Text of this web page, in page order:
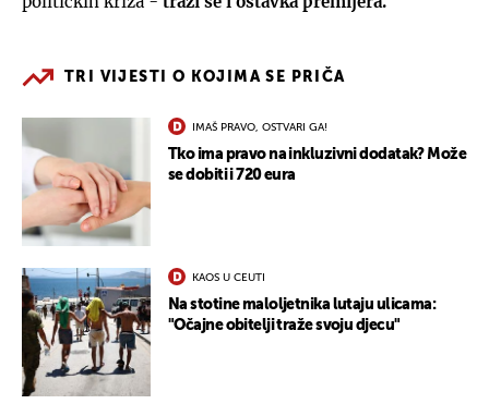
TRI VIJESTI O KOJIMA SE PRIČA
IMAŠ PRAVO, OSTVARI GA!
Tko ima pravo na inkluzivni dodatak? Može
se dobiti i 720 eura
KAOS U CEUTI
Na stotine maloljetnika lutaju ulicama:
"Očajne obitelji traže svoju djecu"